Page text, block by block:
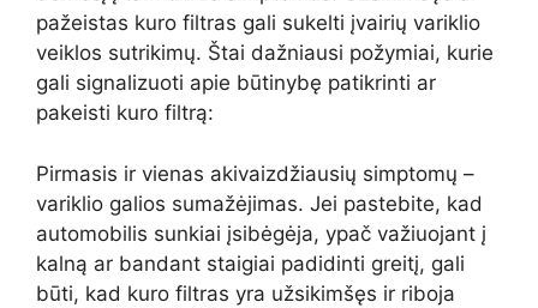
pažeistas kuro filtras gali sukelti įvairių variklio
veiklos sutrikimų. Štai dažniausi požymiai, kurie
gali signalizuoti apie būtinybę patikrinti ar
pakeisti kuro filtrą:
Pirmasis ir vienas akivaizdžiausių simptomų –
variklio galios sumažėjimas. Jei pastebite, kad
automobilis sunkiai įsibėgėja, ypač važiuojant į
kalną ar bandant staigiai padidinti greitį, gali
būti, kad kuro filtras yra užsikimšęs ir riboja